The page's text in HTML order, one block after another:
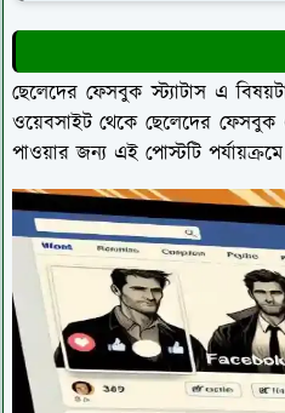
ছেলেদের ফেসবুক স্ট্যাটাস এ
ওয়েবসাইট থেকে ছেলেদের
পাওয়ার জন্য এই পোস্টটি